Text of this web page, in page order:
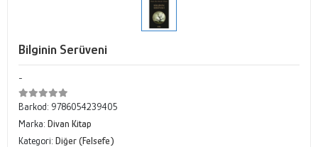
Bilginin Serüveni
-
Barkod: 9786054239405
Marka: Divan Kitap
Kategori: Diğer (Felsefe)